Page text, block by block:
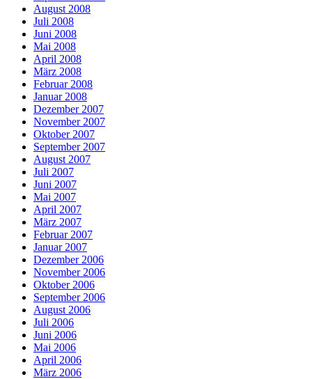
August 2008
Juli 2008
Juni 2008
Mai 2008
April 2008
März 2008
Februar 2008
Januar 2008
Dezember 2007
November 2007
Oktober 2007
September 2007
August 2007
Juli 2007
Juni 2007
Mai 2007
April 2007
März 2007
Februar 2007
Januar 2007
Dezember 2006
November 2006
Oktober 2006
September 2006
August 2006
Juli 2006
Juni 2006
Mai 2006
April 2006
März 2006